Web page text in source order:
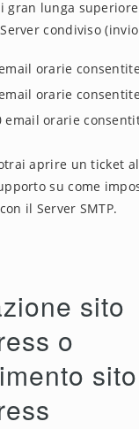
gran lunga
condiviso (invio
orarie
orarie consentite
email orarie
aprire un ticket
su come
il Server SMTP.
sito
o
sito